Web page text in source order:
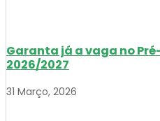
Garanta já a vaga no
2026/2027
31 Março, 2026